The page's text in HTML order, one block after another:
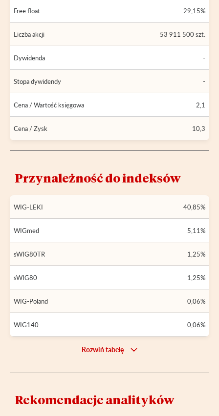
Free float 29,15%
Liczba akcji 53 911 500 szt.
Dywidenda -
Stopa dywidendy -
Cena / Wartość księgowa 2,1
Cena / Zysk 10,3
Przynależność do indeksów
WIG-LEKI 40,85%
WIGmed 5,11%
sWIG80TR 1,25%
sWIG80 1,25%
WIG-Poland 0,06%
WIG140 0,06%
Rozwiń tabelę
Rekomendacje analityków